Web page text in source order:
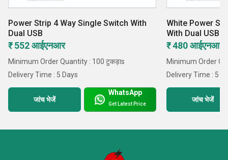
Power Strip 4 Way Single Switch With
Dual USB
₹ 552 आईएनआर
Minimum Order Quantity : 100 टुकड़ाs
Delivery Time : 5 Days
जांच भेजें
WhatsApp
Get Latest Price
White Power
With Dual USB
₹ 480 आईएनआर
Minimum Order
Delivery Time : 5
जांच भेजें